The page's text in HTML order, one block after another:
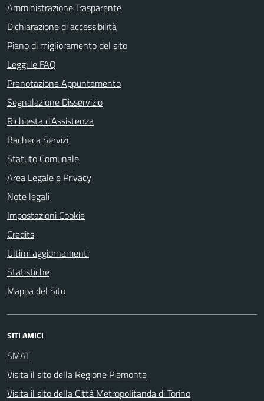
Amministrazione Trasparente
Dichiarazione di accessibilità
Piano di miglioramento del sito
Leggi le FAQ
Prenotazione Appuntamento
Segnalazione Disservizio
Richiesta d'Assistenza
Bacheca Servizi
Statuto Comunale
Area Legale e Privacy
Note legali
Impostazioni Cookie
Credits
Ultimi aggiornamenti
Statistiche
Mappa del Sito
SITI AMICI
SMAT
Visita il sito della Regione Piemonte
Visita il sito della Città Metropolitanda di Torino